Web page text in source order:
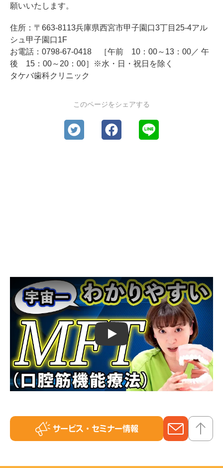
願いいたします。
住所：〒663-8113兵庫県西宮市甲子園口3丁目25-4アル
シュ甲子園口1F
お電話：0798-67-0418 ［午前 10：00～13：00／ 午
後 15：00～20：00］※水・日・祝日を除く
タケバ歯科クリニック
このページをシェアする
サービス ・セミナー情報